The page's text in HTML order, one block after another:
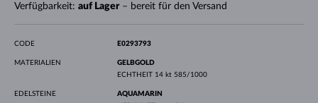
Verfügbarkeit: auf Lager– bereit für den Versand
CODE E0293793
MATERIALIEN
GELBGOLD
ECHTHEIT 14 kt 585/1000
EDELSTEINE
AQUAMARIN